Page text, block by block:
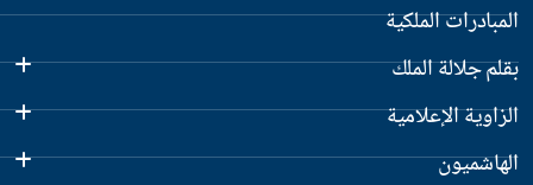
المبادرات الملكية
بقلم جلالة الملك
الزاوية الإعلامية
الهاشميون